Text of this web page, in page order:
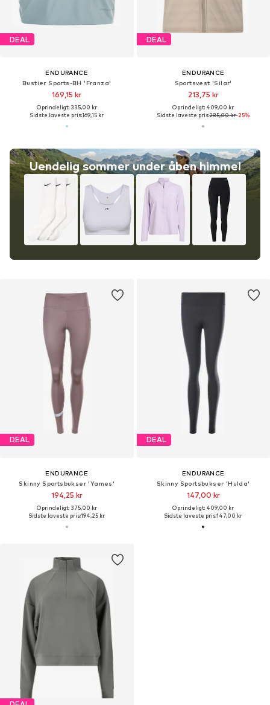
DEAL
ENDURANCE
Bustier Sports-BH 'Franza'
169,15 kr
Oprindeligt: 335,00 kr
Sidste laveste pris:169,15 kr
Uendelig sommer under åben himmel
DEAL
ENDURANCE
Sportsvest 'Silar'
213,75 kr
Oprindeligt: 409,00 kr
Sidste laveste pris:285,00 kr-25%
DEAL
ENDURANCE
Skinny Sportsbukser 'Yames'
194,25 kr
Oprindeligt: 375,00 kr
Sidste laveste pris:194,25 kr
DEAL
ENDURANCE
Skinny Sportsbukser 'Hulda'
147,00 kr
Oprindeligt: 409,00 kr
Sidste laveste pris:147,00 kr